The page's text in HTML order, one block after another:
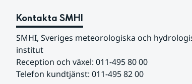
Kontakta SMHI
SMHI, Sveriges meteorologiska och
institut
Reception och växel: 011-495 80 00
Telefon kundtjänst: 011-495 82 00